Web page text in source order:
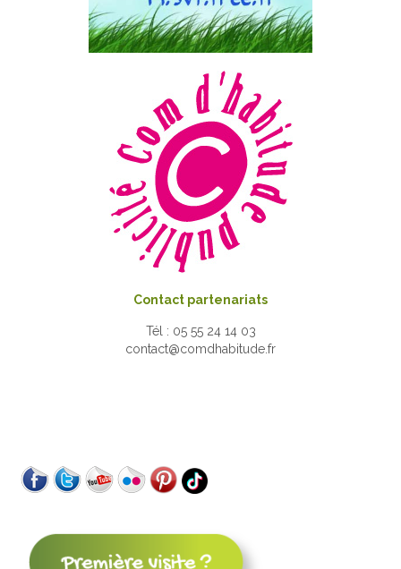
Contact partenariats
Tél : 05 55 24 14 03
contact@comdhabitude.fr